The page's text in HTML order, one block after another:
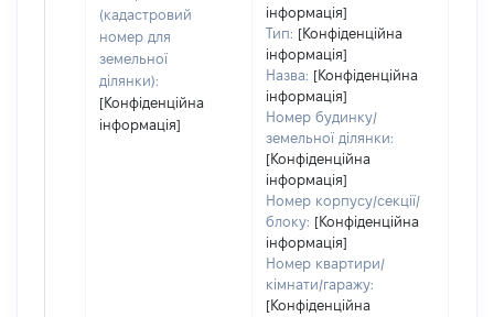
(кадастровий
номер для
земельної
ділянки):
[Конфіденційна
інформація]
інформація]
Тип: [Конфіденційна
інформація]
Назва: [Конфіденційна
інформація]
Номер будинку/
земельної ділянки:
[Конфіденційна
інформація]
Номер корпусу/секції/
блоку: [Конфіденційна
інформація]
Номер квартири/
кімнати/гаражу:
[Конфіденційна